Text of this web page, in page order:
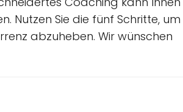
Nutzen Sie die fünf Schritte, um
abzuheben. Wir wünschen